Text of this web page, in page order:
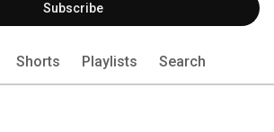
Subscribe
Shorts Playlists Search